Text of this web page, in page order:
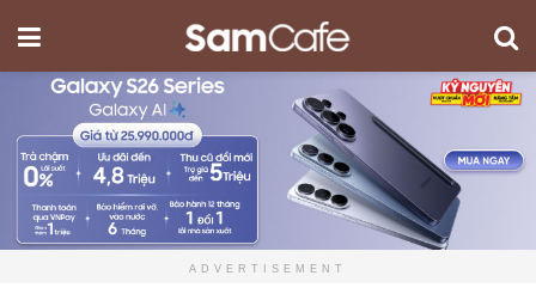
ADVERTISEMENT